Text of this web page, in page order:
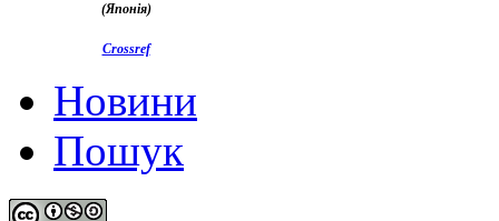
(Японія)
Crossref
Новини
Пошук